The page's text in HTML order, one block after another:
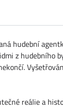
hudební
z hudebního
reálie a